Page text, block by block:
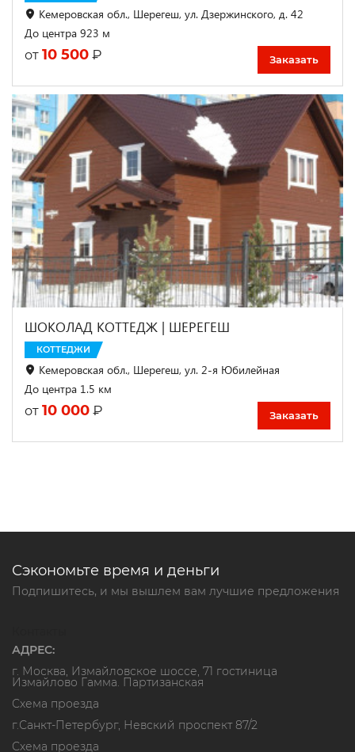
Кемеровская обл., Шерегеш, ул. Дзержинского, д. 42
До центра 923 м
от 10 500 ₽ Заказать
ШОКОЛАД КОТТЕДЖ | ШЕРЕГЕШ
КОТТЕДЖИ
Кемеровская обл., Шерегеш, ул. 2-я Юбилейная
До центра 1.5 км
от 10 000 ₽ Заказать
Сэкономьте время и деньги
Подпишитесь, и мы вышлем вам лучшие предложения
АДРЕС:
г. Москва, Измайловское шоссе, 71 гостиница
Измайлово Гамма. Партизанская
Схема проезда
г.Санкт-Петербург, Невский проспект 87/2
Схема проезда